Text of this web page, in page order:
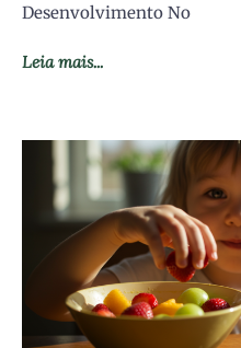
Desenvolvimento No
Leia mais...